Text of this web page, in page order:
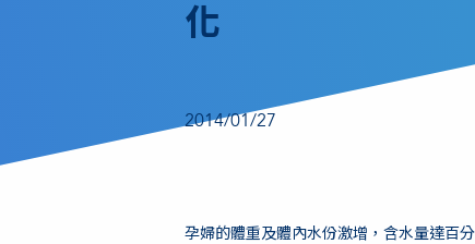
化
2014/01/27
孕婦的體重及體內水份激增，含水量達百